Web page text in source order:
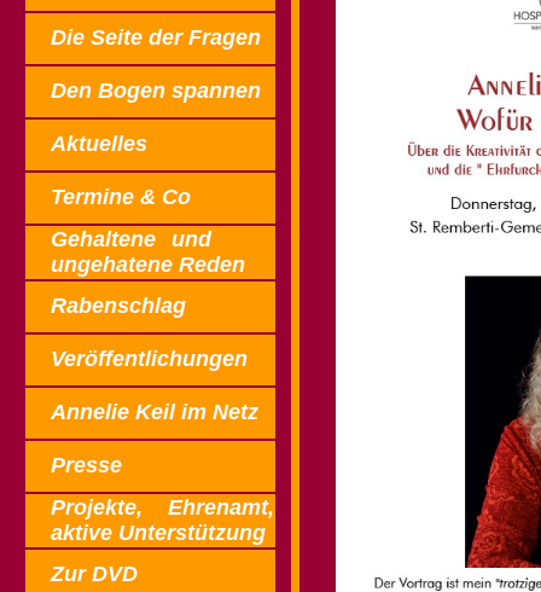
Die Seite der Fragen
Den Bogen spannen
Aktuelles
Termine & Co
Gehaltene und
ungehatene Reden
Rabenschlag
Veröffentlichungen
Annelie Keil im Netz
Presse
Projekte, Ehrenamt,
aktive Unterstützung
Zur DVD